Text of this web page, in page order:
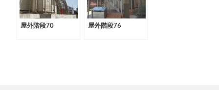
屋外階段70 屋外階段76